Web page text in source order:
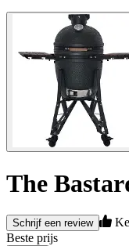
The
Schrijf een review
Beste prijs